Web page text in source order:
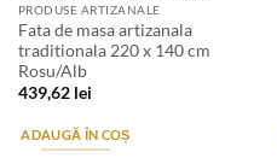
PRODUSE ARTIZANALE
Fata de masa artizanala
traditionala 220 x 140 cm
Rosu/Alb
439,62 lei
ADAUGĂ ÎN COȘ